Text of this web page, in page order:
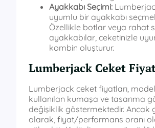
Ayakkabı Seçimi:
uyumlu bir ayakkabı
Özellikle botlar veya rahat
ayakkabılar, ceketinizle
kombin oluşturur.
Lumberjack Ceket
Lumberjack ceket fiyatları,
kullanılan kumaşa ve tasarıma
değişiklik göstermektedir. Ancak
olarak, fiyat/performans oranı